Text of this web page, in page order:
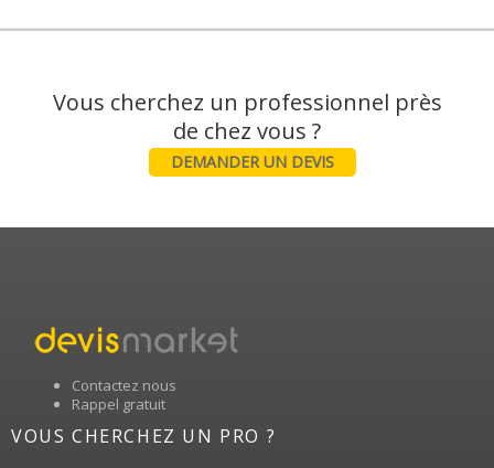
Vous cherchez un professionnel près
DEMANDER UN DEVIS
Contactez nous
Rappel gratuit
VOUS CHERCHEZ UN PRO ?